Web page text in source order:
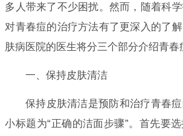
多人带来了不少困扰。然而，随着科
对青春痘的治疗方法有了更深入的了
肤病医院的医生将分三个部分介绍青春
一、保持皮肤清洁
保持皮肤清洁是预防和治疗青春
小标题为“正确的洁面步骤”。首先要